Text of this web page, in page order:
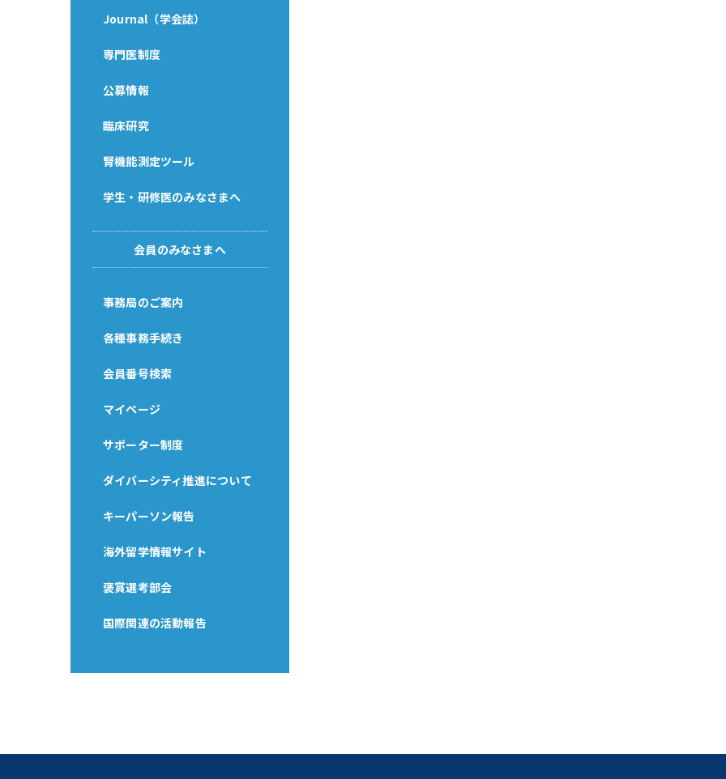
Journal（学会誌）
専門医制度
公募情報
臨床研究
腎機能測定ツール
学生・研修医のみなさまへ
会員のみなさまへ
事務局のご案内
各種事務手続き
会員番号検索
マイページ
サポーター制度
ダイバーシティ推進について
キーパーソン報告
海外留学情報サイト
褒賞選考部会
国際関連の活動報告